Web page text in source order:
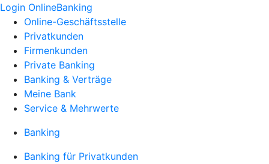
Login OnlineBanking
Online-Geschäftsstelle
Privatkunden
Firmenkunden
Private Banking
Banking & Verträge
Meine Bank
Service & Mehrwerte
Banking
Banking für Privatkunden